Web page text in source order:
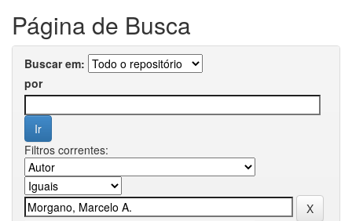
Página de Busca
Buscar em:
por
Filtros correntes: